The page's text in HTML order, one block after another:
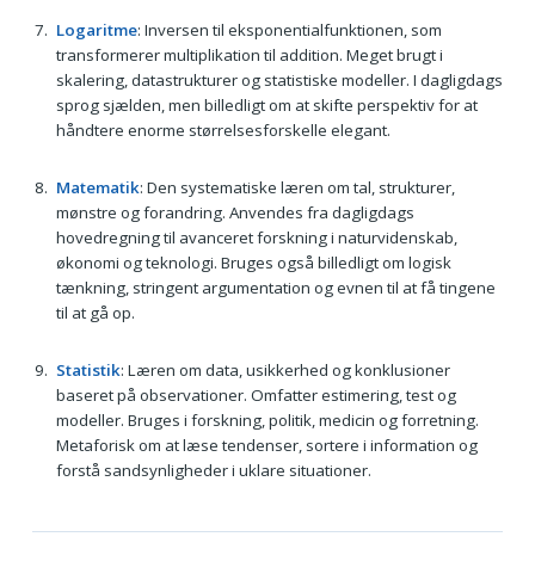
Logaritme: Inversen til eksponentialfunktionen, som
transformerer multiplikation til addition. Meget brugt i
skalering, datastrukturer og statistiske modeller. I dagligdags
sprog sjælden, men billedligt om at skifte perspektiv for at
håndtere enorme størrelsesforskelle elegant.
Matematik: Den systematiske læren om tal, strukturer,
mønstre og forandring. Anvendes fra dagligdags
hovedregning til avanceret forskning i naturvidenskab,
økonomi og teknologi. Bruges også billedligt om logisk
tænkning, stringent argumentation og evnen til at få tingene
til at gå op.
Statistik: Læren om data, usikkerhed og konklusioner
baseret på observationer. Omfatter estimering, test og
modeller. Bruges i forskning, politik, medicin og forretning.
Metaforisk om at læse tendenser, sortere i information og
forstå sandsynligheder i uklare situationer.